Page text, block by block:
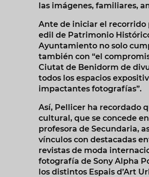
las imágenes, familiares,
Ante de iniciar el recorrido
edil de Patrimonio
Ayuntamiento no solo
también con “el
Ciutat de Benidorm de
todos los espacios
impactantes fotografías”.
Así, Pellicer ha recordado
cultural, que se concede
profesora de Secundaria,
vínculos con destacadas
revistas de moda
fotografía de Sony Alpha
los distintos Espais d’Art